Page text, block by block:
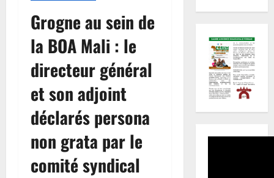
Grogne au sein de
la BOA Mali : le
directeur général
et son adjoint
déclarés persona
non grata par le
comité syndical